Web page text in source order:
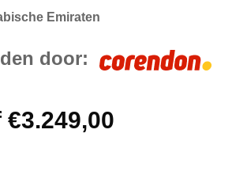
Emiraten
door:
€3.249,00